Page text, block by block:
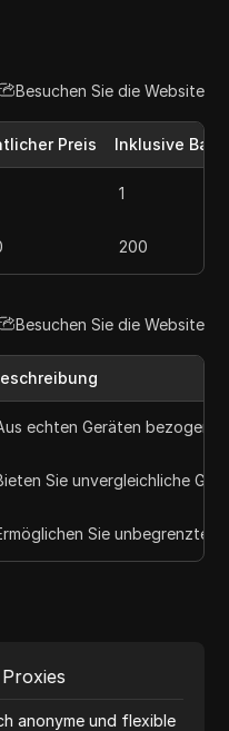
Sitzungen, hohen
Geo-Targeting
Ihr
und Nutzung von
Besuchen Sie die Website
Preis Inklusive
1
200
Besuchen Sie die Website
echten Geräten bezogen,
Sie unvergleichliche
Sie unbegrenzte
anonyme und flexible